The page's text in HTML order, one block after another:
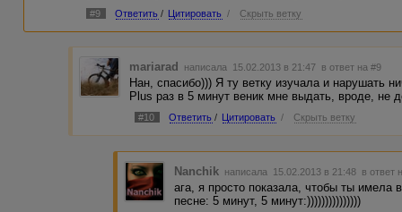
#9 Ответить / Цитировать / Скрыть ветку
mariarad написала 15.02.2013 в 21:47 в ответ на #9
Нан, спасибо))) Я ту ветку изучала и нарушать
Plus раз в 5 минут веник мне выдать, вроде, не
#10 Ответить / Цитировать / Скрыть ветку
Nanchik написала 15.02.2013 в 21:48 в ответ
ага, я просто показала, чтобы ты имела
песне: 5 минут, 5 минут:)))))))))))))))